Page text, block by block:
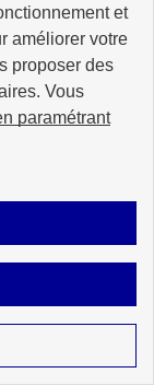
et
améliorer votre
proposer des
Vous
paramétrant
pour
fin au travail